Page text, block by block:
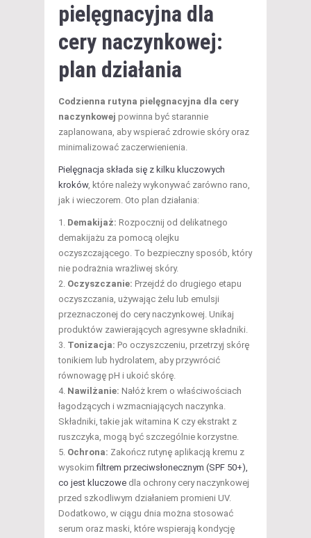
pielęgnacyjna dla
cery naczynkowej:
plan działania
Codzienna rutyna pielęgnacyjna dla cery
naczynkowej powinna być starannie
zaplanowana, aby wspierać zdrowie skóry oraz
minimalizować zaczerwienienia.
Pielęgnacja składa się z kilku kluczowych
kroków, które należy wykonywać zarówno rano,
jak i wieczorem. Oto plan działania:
Demakijaż: Rozpocznij od delikatnego
demakijażu za pomocą olejku
oczyszczającego. To bezpieczny sposób, który
nie podrażnia wrażliwej skóry.
Oczyszczanie: Przejdź do drugiego etapu
oczyszczania, używając żelu lub emulsji
przeznaczonej do cery naczynkowej. Unikaj
produktów zawierających agresywne składniki.
Tonizacja: Po oczyszczeniu, przetrzyj skórę
tonikiem lub hydrolatem, aby przywrócić
równowagę pH i ukoić skórę.
Nawilżanie: Nałóż krem o właściwościach
łagodzących i wzmacniających naczynka.
Składniki, takie jak witamina K czy ekstrakt z
ruszczyka, mogą być szczególnie korzystne.
Ochrona: Zakończ rutynę aplikacją kremu z
wysokimfiltrem przeciwsłonecznym (SPF 50+),
co jest kluczowe dla ochrony cery naczynkowej
przed szkodliwym działaniem promieni UV.
Dodatkowo, w ciągu dnia można stosować
serum oraz maski, które wspierają kondycję